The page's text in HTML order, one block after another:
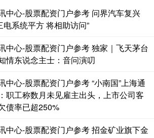
7730.00 -1.00 -0.01%
中心-股票配资门户参考 问界汽车复兴
电系统平方 将相助访问”
中心-股票配资门户参考 独家｜飞天茅台
情东说念主士：音问演叨
中心-股票配资门户参考 “小南国”上海通
职工称数月未见雇主出头，上市公司客
债率已超250%
中心-股票配资门户参考 招金矿业旗下金